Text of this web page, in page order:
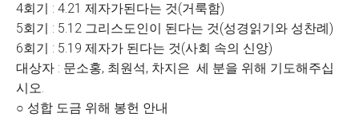
4회기 : 4.21 제자가된다는 것(거룩함)
5회기 : 5.12 그리스도인이 된다는 것(성경읽기와 성찬례)
6회기 : 5.19 제자가 된다는 것(사회 속의 신앙)
대상자 : 문소홍, 최원석, 차지은 세 분을 위해 기도해주십
시오.
○ 성합 도금 위해 봉헌 안내